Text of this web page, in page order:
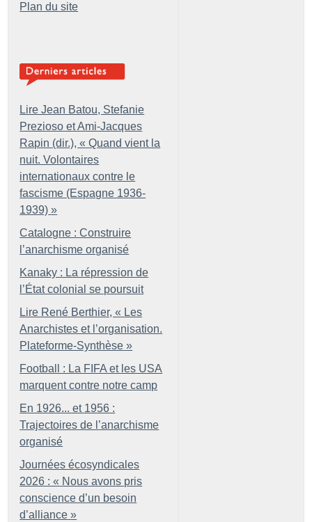
Plan du site
Lire Jean Batou, Stefanie
Prezioso et Ami-Jacques
Rapin (dir.), « Quand vient la
nuit. Volontaires
internationaux contre le
fascisme (Espagne 1936-
1939) »
Catalogne : Construire
l’anarchisme organisé
Kanaky : La répression de
l’État colonial se poursuit
Lire René Berthier, « Les
Anarchistes et l’organisation.
Plateforme-Synthèse »
Football : La FIFA et les USA
marquent contre notre camp
En 1926... et 1956 :
Trajectoires de l’anarchisme
organisé
Journées écosyndicales
2026 : « Nous avons pris
conscience d’un besoin
d’alliance »